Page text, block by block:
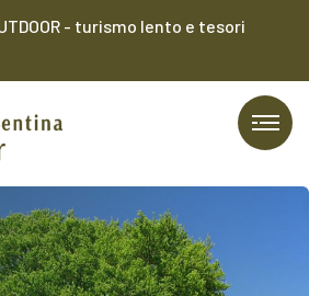
- turismo lento e tesori